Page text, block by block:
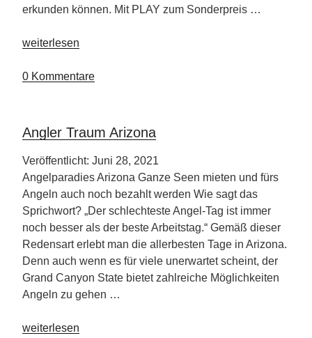
erkunden können. Mit PLAY zum Sonderpreis …
„Ab
2022
nach
Nordamerika“
weiterlesen
0 Kommentare
Angler Traum Arizona
Veröffentlicht: Juni 28, 2021
Angelparadies Arizona Ganze Seen mieten und fürs
Angeln auch noch bezahlt werden Wie sagt das
Sprichwort? „Der schlechteste Angel-Tag ist immer
noch besser als der beste Arbeitstag.“ Gemäß dieser
Redensart erlebt man die allerbesten Tage in Arizona.
Denn auch wenn es für viele unerwartet scheint, der
Grand Canyon State bietet zahlreiche Möglichkeiten
Angeln zu gehen …
„Angler
weiterlesen